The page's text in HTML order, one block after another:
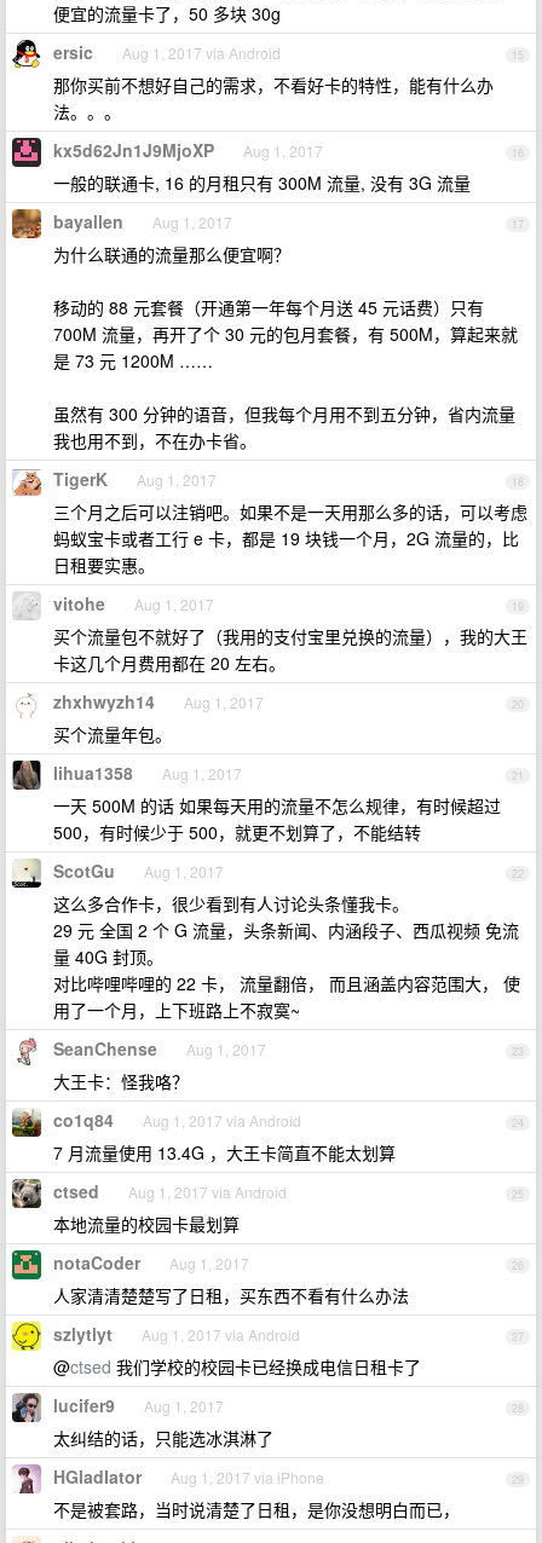
便宜的流量卡了，50 多块 30g
15
ersic Aug 1, 2017 via Android
那你买前不想好自己的需求，不看好卡的特性，能有什么办
法。。。
16
kx5d62Jn1J9MjoXP Aug 1, 2017
一般的联通卡, 16 的月租只有 300M 流量, 没有 3G 流量
17
bayallen Aug 1, 2017
为什么联通的流量那么便宜啊？
移动的 88 元套餐（开通第一年每个月送 45 元话费）只有
700M 流量，再开了个 30 元的包月套餐，有 500M，算起来就
是 73 元 1200M ……
虽然有 300 分钟的语音，但我每个月用不到五分钟，省内流量
我也用不到，不在办卡省。
18
TigerK Aug 1, 2017
三个月之后可以注销吧。如果不是一天用那么多的话，可以考虑
蚂蚁宝卡或者工行 e 卡，都是 19 块钱一个月，2G 流量的，比
日租要实惠。
19
vitohe Aug 1, 2017
买个流量包不就好了（我用的支付宝里兑换的流量），我的大王
卡这几个月费用都在 20 左右。
20
zhxhwyzh14 Aug 1, 2017
买个流量年包。
21
lihua1358 Aug 1, 2017
一天 500M 的话 如果每天用的流量不怎么规律，有时候超过
500，有时候少于 500，就更不划算了，不能结转
22
ScotGu Aug 1, 2017
这么多合作卡，很少看到有人讨论头条懂我卡。
29 元 全国 2 个 G 流量，头条新闻、内涵段子、西瓜视频 免流
量 40G 封顶。
对比哔哩哔哩的 22 卡， 流量翻倍， 而且涵盖内容范围大， 使
用了一个月，上下班路上不寂寞~
23
SeanChense Aug 1, 2017
大王卡：怪我咯？
24
co1q84 Aug 1, 2017 via Android
7 月流量使用 13.4G ，大王卡简直不能太划算
25
ctsed Aug 1, 2017 via Android
本地流量的校园卡最划算
26
notaCoder Aug 1, 2017
人家清清楚楚写了日租，买东西不看有什么办法
27
szlytlyt Aug 1, 2017 via Android
@ctsed 我们学校的校园卡已经换成电信日租卡了
28
lucifer9 Aug 1, 2017
太纠结的话，只能选冰淇淋了
29
HGladIator Aug 1, 2017 via iPhone
不是被套路，当时说清楚了日租，是你没想明白而已，